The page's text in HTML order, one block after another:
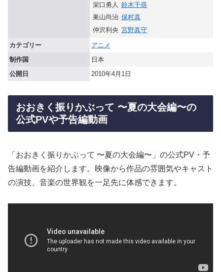
栄口勇人 鈴木千尋
巣山尚治 保村真
仲沢利央 宮野真守
カテゴリー
アニメ
制作国
日本
公開日
2010年4月1日
おおきく振りかぶって 〜夏の大会編〜の
公式PVや予告編動画
「おおきく振りかぶって 〜夏の大会編〜」の公式PV・予
告編動画を紹介します。映像から作品の雰囲気やキャスト
の演技、音楽の世界観を一足先に体感できます。